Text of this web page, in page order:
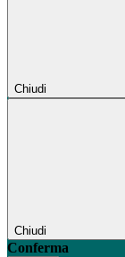
Chiudi
Chiudi
Conferma